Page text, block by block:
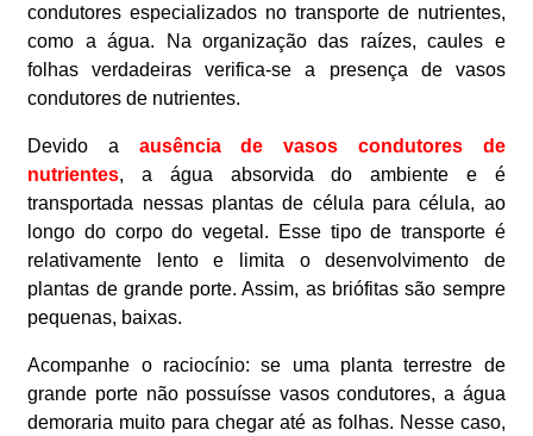
condutores especializados no transporte de nutrientes,
como a água. Na organização das raízes, caules e
folhas verdadeiras verifica-se a presença de vasos
condutores de nutrientes.
Devido a ausência de vasos condutores de
nutrientes, a água absorvida do ambiente e é
transportada nessas plantas de célula para célula, ao
longo do corpo do vegetal. Esse tipo de transporte é
relativamente lento e limita o desenvolvimento de
plantas de grande porte. Assim, as briófitas são sempre
pequenas, baixas.
Acompanhe o raciocínio: se uma planta terrestre de
grande porte não possuísse vasos condutores, a água
demoraria muito para chegar até as folhas. Nesse caso,